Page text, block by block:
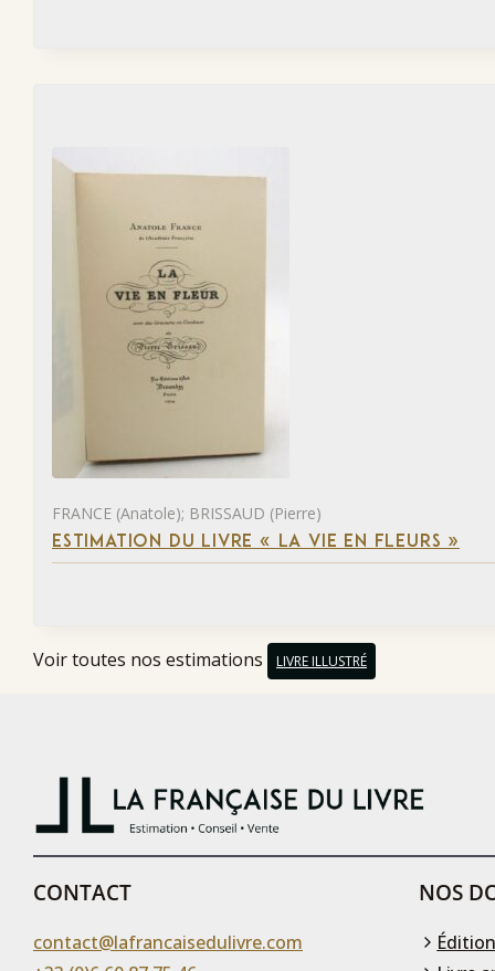
FRANCE (Anatole); BRISSAUD (Pierre)
ESTIMATION DU LIVRE « LA VIE EN FLEURS »
Voir toutes nos estimations LIVRE ILLUSTRÉ
CONTACT
contact@lafrancaisedulivre.com
NOS